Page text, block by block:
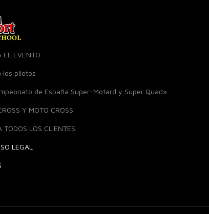
EL EVENTO
los pilotos
de España Super-Motard y Super Quad»
Y MOTO CROSS
TODOS LOS CLIENTES
LEGAL